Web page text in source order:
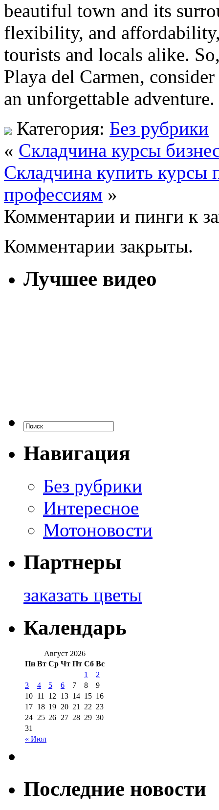
beautiful town and its
flexibility, and
tourists and locals alike.
Playa del Carmen,
an unforgettable adventure.
Категория: Без рубрики
« Складчина курсы
Складчина купить курсы
профессиям »
Комментарии и пинги к
Комментарии закрыты.
Лучшее видео
Навигация
Без рубрики
Интересное
Мотоновости
Партнеры
заказать цветы
Календарь
Август 2026
Пн Вт Ср Чт Пт Сб Вс
« Июл
1
2
3
4 5 6 7 8
9
10 11 12 13 14 15 16
17 18 19 20 21 22 23
24 25 26 27 28 29 30
31
Последние новости